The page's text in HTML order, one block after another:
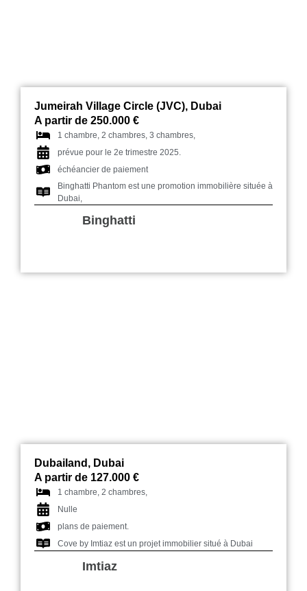
Jumeirah Village Circle (JVC), Dubai
A partir de 250.000 €
1 chambre, 2 chambres, 3 chambres,
prévue pour le 2e trimestre 2025.
échéancier de paiement
Binghatti Phantom est une promotion immobilière située à
Dubai,
Binghatti
Dubailand, Dubai
A partir de 127.000 €
1 chambre, 2 chambres,
Nulle
plans de paiement.
Cove by Imtiaz est un projet immobilier situé à Dubai
Imtiaz